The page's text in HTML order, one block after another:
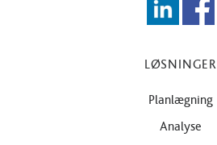
LØSNINGER
Planlægning
Analyse